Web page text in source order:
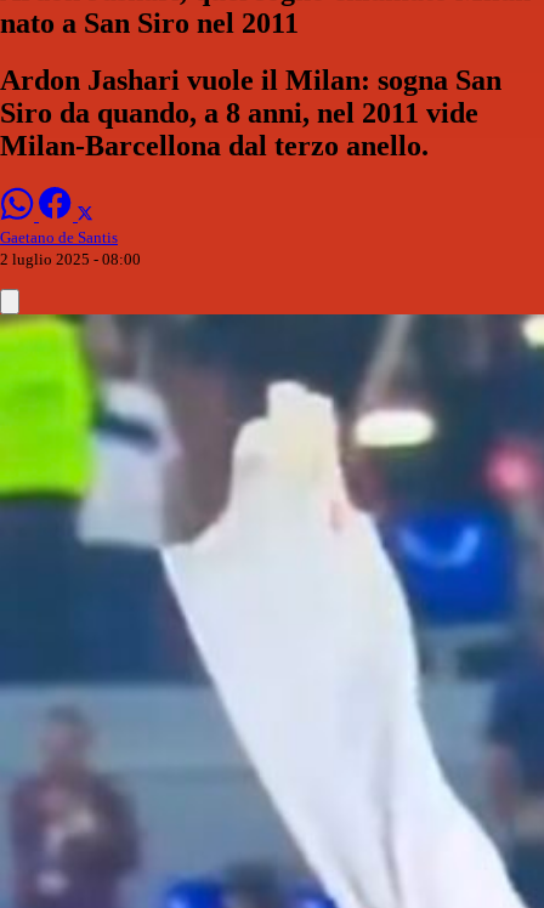
nato a San Siro nel 2011
Ardon Jashari vuole il Milan: sogna San
Siro da quando, a 8 anni, nel 2011 vide
Milan-Barcellona dal terzo anello.
Gaetano de Santis
2 luglio 2025 - 08:00